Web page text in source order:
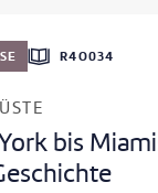
R4O034
bis